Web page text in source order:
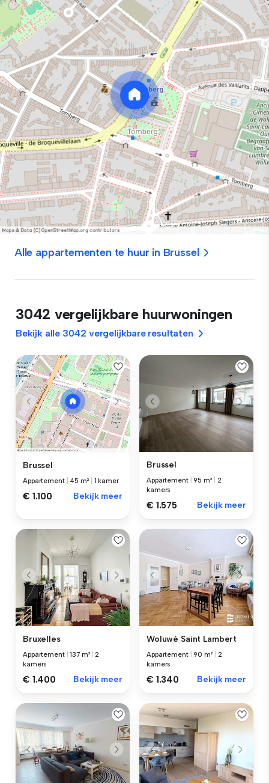
Alle appartementen te huur in Brussel
3042 vergelijkbare huurwoningen
Bekijk alle 3042 vergelijkbare resultaten
Brussel
Appartement 45 m² 1 kamer
€ 1.100 Bekijk meer
Brussel
Appartement |95 m²
2
kamers
€ 1.575 Bekijk meer
Bruxelles
Appartement |137 m² |2
kamers
€ 1.400 Bekijk meer
Woluwé Saint Lambert
Appartement |90 m²
2
kamers
€ 1.340 Bekijk meer